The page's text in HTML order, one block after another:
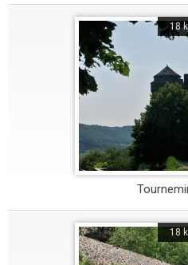
18
18